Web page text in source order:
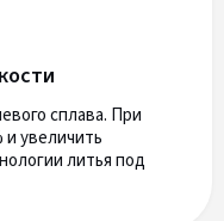
сплава. При
и увеличить
литья под